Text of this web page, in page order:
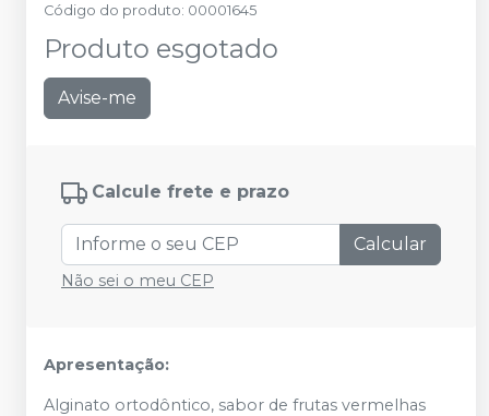
Código do produto: 00001645
Produto esgotado
Avise-me
Calcule frete e prazo
Calcular
Não sei o meu CEP
Apresentação:
Alginato ortodôntico, sabor de frutas vermelhas